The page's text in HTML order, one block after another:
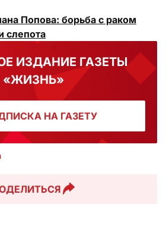
Попова: борьба с раком
слепота
ИЗДАНИЕ ГАЗЕТЫ
«ЖИЗНЬ»
НА ГАЗЕТУ